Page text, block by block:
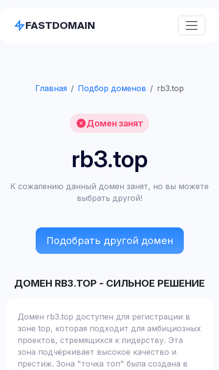
FASTDOMAIN
Главная Подбор доменов rb3.top
Домен занят
rb3.top
К сожалению данный домен занят, но вы можете
выбрать другой!
Подобрать другой домен
ДОМЕН RB3.TOP - СИЛЬНОЕ РЕШЕНИЕ
Домен rb3.top доступен для регистрации в
зоне top, которая подходит для амбициозных
проектов, стремящихся к лидерству. Эта
зона подчёркивает высокое качество и
престиж. Зона "точка топ" была создана в